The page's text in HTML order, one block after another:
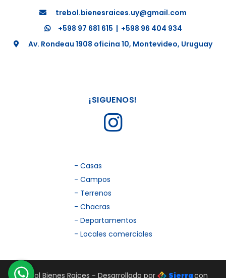
trebol.bienesraices.uy@gmail.com
+598 97 681 615 | +598 96 404 934
Av. Rondeau 1908 oficina 10, Montevideo, Uruguay
¡SIGUENOS!
- Casas
- Campos
- Terrenos
- Chacras
- Departamentos
- Locales comerciales
Trébol Bienes Raices - Desarrollado por Sierracon